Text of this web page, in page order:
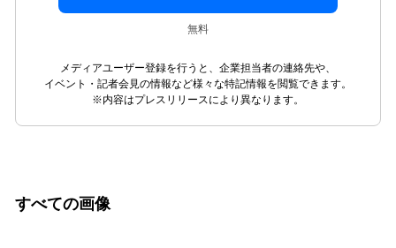
無料
メディアユーザー登録を行うと、企業担当者の連絡先や、
イベント・記者会見の情報など様々な特記情報を閲覧できます。
※内容はプレスリリースにより異なります。
すべての画像